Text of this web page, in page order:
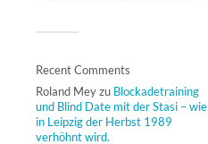
Recent Comments
Roland Meyzu Blockadetraining
und Blind Date mit der Stasi – wie
in Leipzig der Herbst 1989
verhöhnt wird.